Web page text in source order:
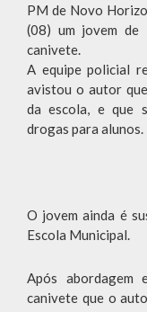
PM de Novo
(08) um jovem de
canivete.
A equipe policial
avistou o autor
da escola, e que
drogas para alunos.
O jovem ainda é
Escola Municipal.
Após abordagem
canivete que o